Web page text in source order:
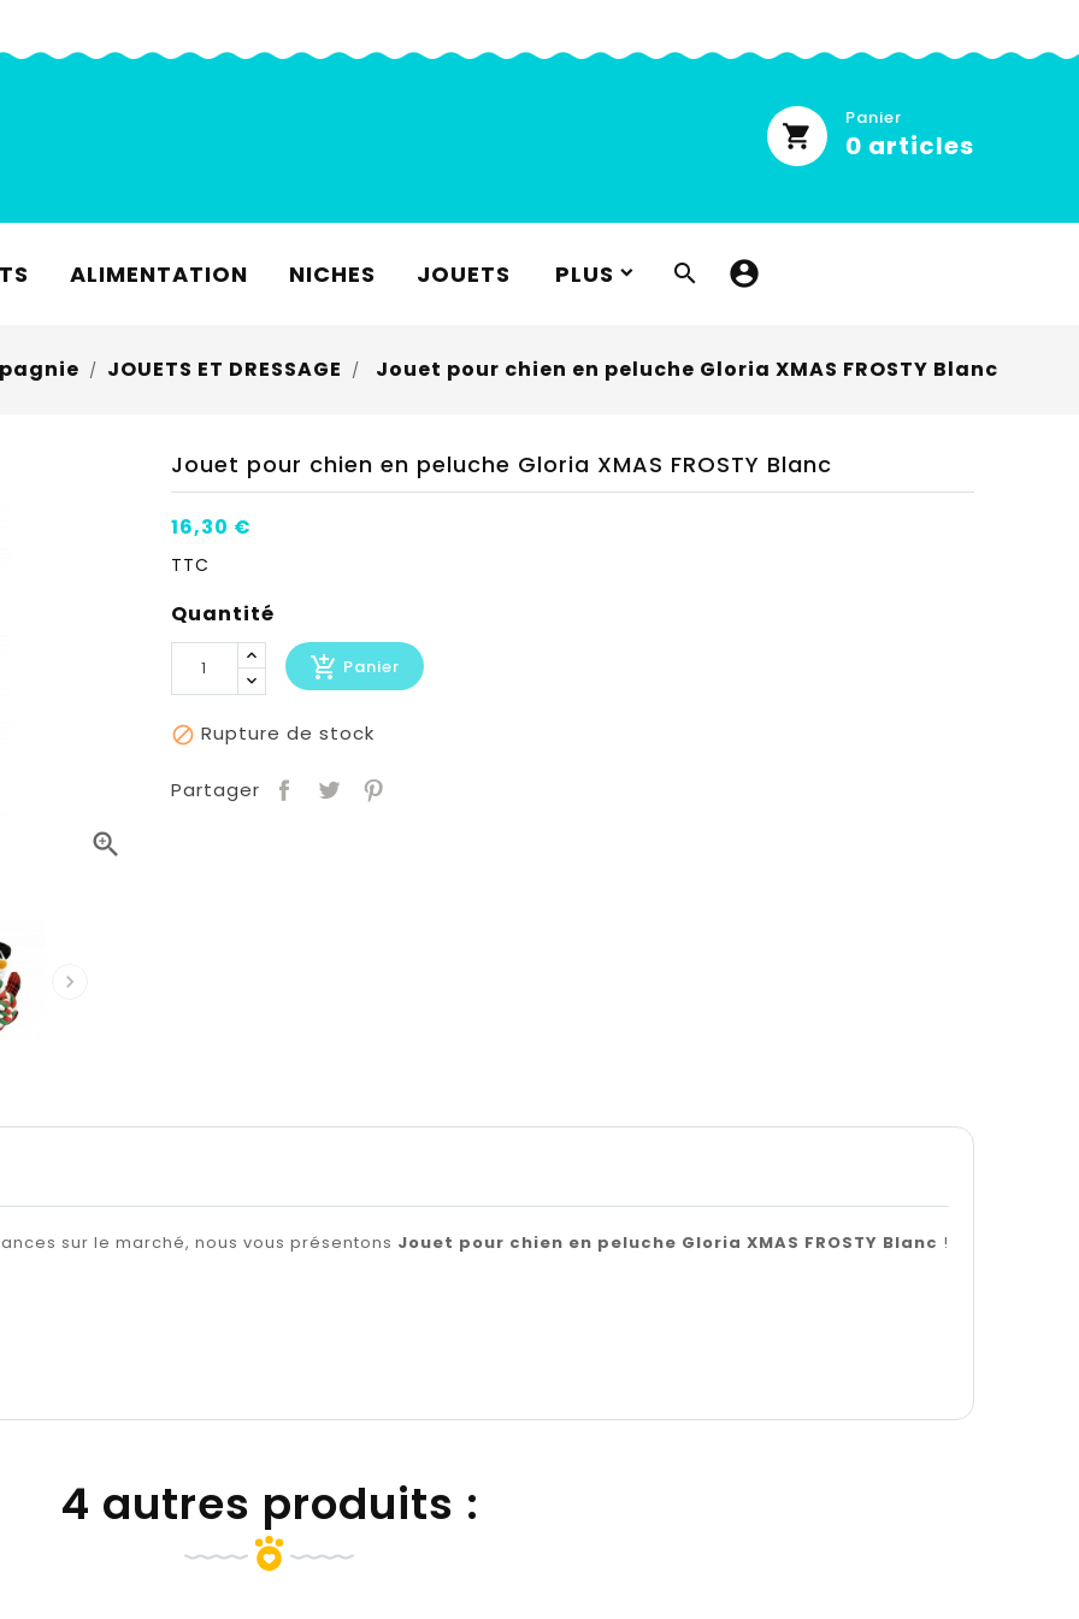
Panier
0 articles
ALIMENTATION NICHES JOUETS PLUS 
JOUETS ET DRESSAGE Jouet pour chien en peluche Gloria XMAS FROSTY Blanc


Jouet pour chien en peluche Gloria XMAS FROSTY Blanc
16,30 €
TTC
Quantité
add_shopping_cart Panier
 Rupture de stock
Partager
sur le marché, nous vous présentons Jouet pour chien en peluche Gloria XMAS FROSTY Blanc !
4 autres produits :